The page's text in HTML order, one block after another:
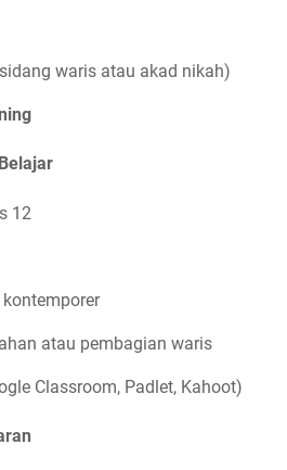
waris atau akad nikah)
12
atau pembagian waris
Classroom, Padlet, Kahoot)